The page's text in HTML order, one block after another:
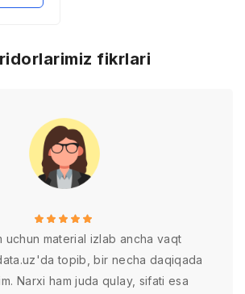
fikrlari
uchun material izlab ancha vaqt
topib, bir necha daqiqada
Narxi ham juda qulay, sifati esa